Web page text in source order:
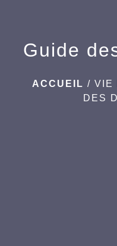
Guide
ACCUEIL / VIE
DES